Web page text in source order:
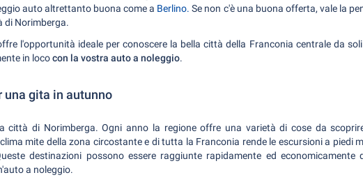
auto altrettanto buona come a Berlino. Se non c'è una buona offerta, vale la
di Norimberga.
l'opportunità ideale per conoscere la bella città della Franconia centrale da
in lococon la vostra auto a noleggio.
gita in autunno
città di Norimberga. Ogni anno la regione offre una varietà di cose da
mite della zona circostante e di tutta la Franconia rende le escursioni a piedi
destinazioni possono essere raggiunte rapidamente ed economicamente
a noleggio.